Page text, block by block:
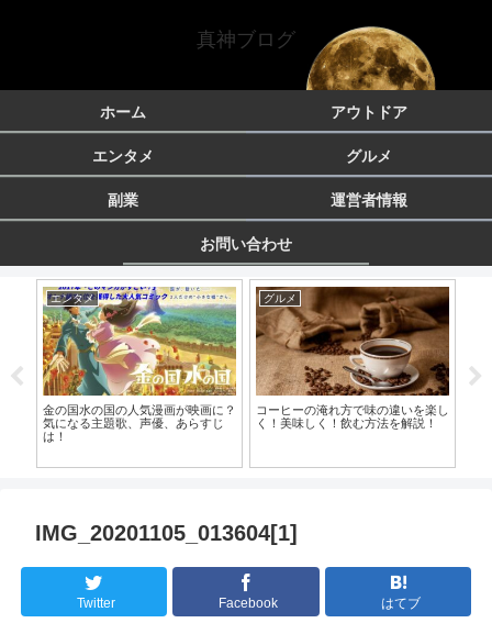
真神ブログ
ホーム アウトドア
エンタメ グルメ
副業 運営者情報
お問い合わせ
エンタメ
金の国水の国の人気漫画が映画に？
気になる主題歌、声優、あらすじ
は！
グルメ
コーヒーの淹れ方で味の違いを楽し
く！美味しく！飲む方法を解説！
IMG_20201105_013604[1]
Twitter Facebook はてブ